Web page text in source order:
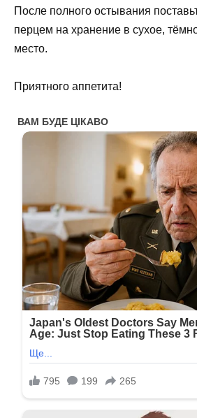
После полного остывания
перцем на хранение в сухое,
место.
Приятного аппетита!